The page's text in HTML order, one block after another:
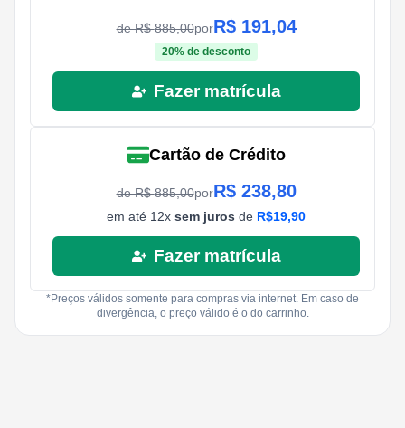
de R$885,00porR$ 191,04
20% de desconto
Fazer matrícula
Cartão de Crédito
de R$885,00porR$ 238,80
em até 12x sem juros de R$19,90
Fazer matrícula
*Preços válidos somente para compras via internet. Em caso de
divergência, o preço válido é o do carrinho.